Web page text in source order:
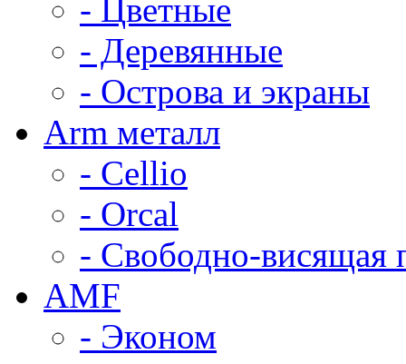
- Цветные
- Деревянные
- Острова и экраны
Arm металл
- Cellio
- Orcal
- Свободно-висящая
AMF
- Эконом